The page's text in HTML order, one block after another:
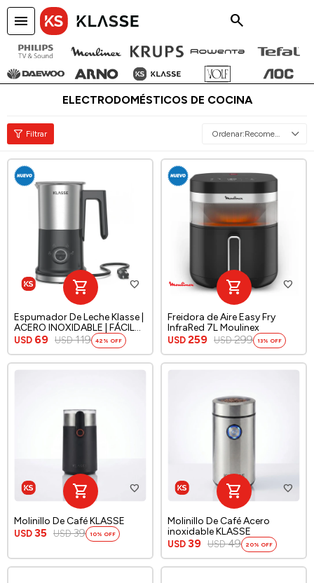
menu
ELECTRODOMÉSTICOS DE COCINA
Recomendados
Espumador De Leche Klasse |
ACERO INOXIDABLE | FÁCIL
LIMPIEZA
USD 69 USD 119 42
Freidora de Aire Easy Fry
InfraRed 7L Moulinex
USD 259 USD 299 13
Molinillo De Café KLASSE
USD 35 USD 39 10
Molinillo De Café Acero
inoxidable KLASSE
USD 39 USD 49 20
close